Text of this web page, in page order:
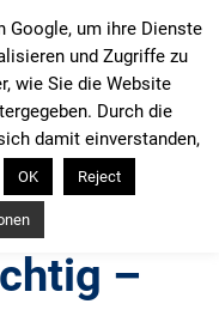
–
Google, um ihre Dienste
und Zugriffe zu
wie Sie die Website
Durch die
damit einverstanden,
OK Reject